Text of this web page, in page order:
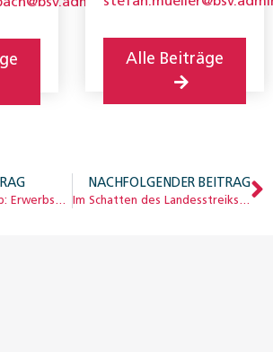
Alle Beiträge
NACHFOLGENDER BEITRAG